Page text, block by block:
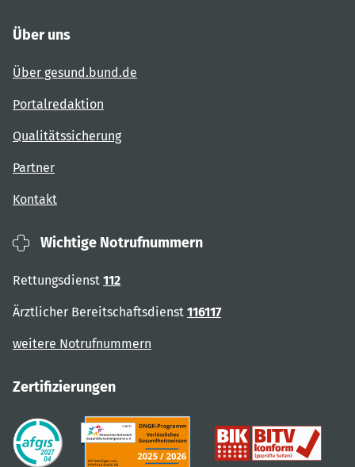
Über uns
Über gesund.bund.de
Portalredaktion
Qualitätssicherung
Partner
Kontakt
Wichtige Notrufnummern
Rettungsdienst 112
Ärztlicher Bereitschaftsdienst 116117
weitere Notrufnummern
Zertifizierungen